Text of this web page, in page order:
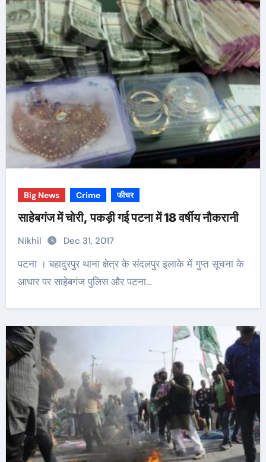
Big News Crime फीचर
साहेबगंज में चोरी, पकड़ी गई पटना में 18 वर्षीय नौकरानी
Nikhil Dec 31, 2017
पटना । बहादुरपुर थाना क्षेत्र के संदलपुर इलाके में गुप्त सूचना के
आधार पर साहेबगंज पुलिस और पटना…